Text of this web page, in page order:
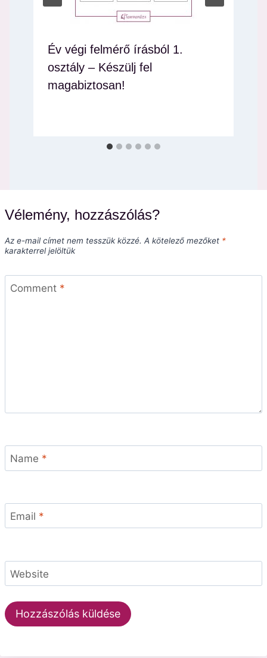
Év végi felmérő írásból 1.
osztály – Készülj fel
magabiztosan!
Vélemény, hozzászólás?
Az e-mail címet nem tesszük közzé. A kötelező mezőket *
karakterrel jelöltük
Comment *
Name *
Email *
Website